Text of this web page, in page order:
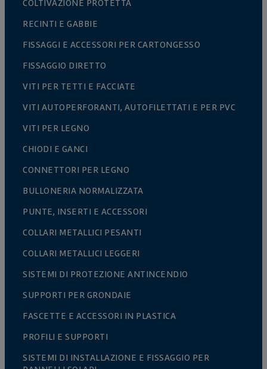
COLTIVAZIONE PROTETTA
RECINTI E GABBIE
FISSAGGI E ACCESSORI PER CARTONGESSO
FISSAGGIO DIRETTO
VITI PER TETTI E FACCIATE
VITI AUTOPERFORANTI, AUTOFILETTATI E PER PVC
VITI PER LEGNO
CHIODI E GANCI
CONNETTORI PER LEGNO
BULLONERIA NORMALIZZATA
PUNTE, INSERTI E ACCESSORI
COLLARI METALLICI PESANTI
COLLARI METALLICI LEGGERI
SISTEMI DI PROTEZIONE ANTINCENDIO
SUPPORTI PER GRONDAIE
FASCETTE E ACCESSORI IN PLASTICA
PROFILI E SUPPORTI
SISTEMI DI INSTALLAZIONE E FISSAGGIO PER